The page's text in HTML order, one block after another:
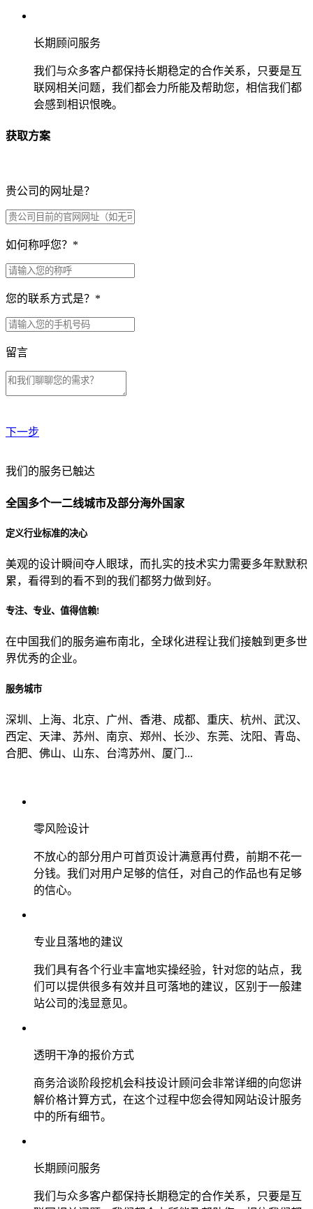
长期顾问服务
我们与众多客户都保持长期稳定的合作关系，只要是互
联网相关问题，我们都会力所能及帮助您，相信我们都
会感到相识恨晚。
获取方案
贵公司的网址是？
如何称呼您？ *
您的联系方式是？ *
留言
下一步
贵公司预算范围是？
贵公司的团队规模是？
目前主要的营销渠道是？
我们的服务已触达
全国多个一二线城市及部分海外国家
定义行业标准的决心
美观的设计瞬间夺人眼球，而扎实的技术实力需要多年默默积
累，看得到的看不到的我们都努力做到好。
专注、专业、值得信赖!
在中国我们的服务遍布南北，全球化进程让我们接触到更多世
界优秀的企业。
服务城市
深圳、上海、北京、广州、香港、成都、重庆、杭州、武汉、
西定、天津、苏州、南京、郑州、长沙、东莞、沈阳、青岛、
合肥、佛山、山东、台湾苏州、厦门...
零风险设计
不放心的部分用户可首页设计满意再付费，前期不花一
分钱。我们对用户足够的信任，对自己的作品也有足够
的信心。
专业且落地的建议
我们具有各个行业丰富地实操经验，针对您的站点，我
们可以提供很多有效并且可落地的建议，区别于一般建
站公司的浅显意见。
透明干净的报价方式
商务洽谈阶段挖机会科技设计顾问会非常详细的向您讲
解价格计算方式，在这个过程中您会得知网站设计服务
中的所有细节。
长期顾问服务
我们与众多客户都保持长期稳定的合作关系，只要是互